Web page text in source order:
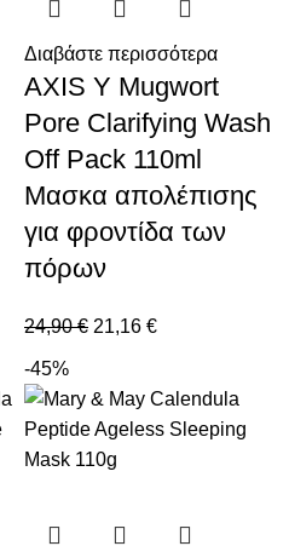
Διαβάστε περισσότερα
AXIS Y Mugwort
Pore Clarifying Wash
Off Pack 110ml
Μασκα απολέπισης
για φροντίδα των
πόρων
24,90€ 21,16 €
-45%